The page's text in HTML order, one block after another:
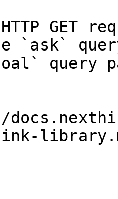
GET
`ask`
query